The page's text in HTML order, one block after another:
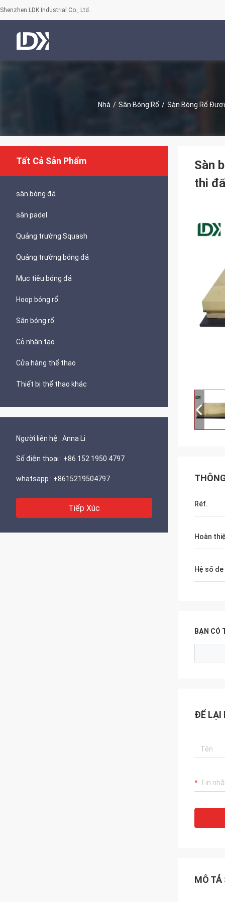
Shenzhen LDK Industrial Co., Ltd.
Nhà / Sân Bóng Rổ / Sàn Bóng Rổ
Tất Cả Sản Phẩm
sân bóng đá
sân padel
Quảng trường Squash
Quảng trường bóng đá
Mục tiêu bóng đá
Hoop bóng rổ
Sân bóng rổ
Cỏ nhân tạo
Cửa hàng thể thao
Thiết bị thể thao khác
Người liên hệ : Anna Li
Số điện thoại : +86 152 1950 4797
whatsapp : +8615219504797
Tiếp Xúc
Sàn
thi
Réf.
Hoàn
Hệ số
BẠN CÓ
ĐỂ LẠI
MÔ TẢ